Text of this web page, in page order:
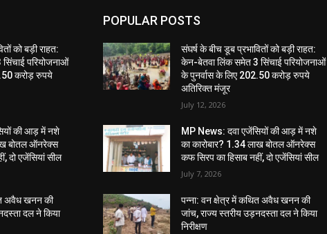
को बड़ी राहत:
परियोजनाओं
करोड़ रुपये
की आड़ में नशे
बोतल ऑनरेक्स
दो एजेंसियां सील
अवैध खनन की
दल ने किया
POPULAR POSTS
संघर्ष के बीच डूब प्रभावितों को बड़ी राहत:
केन-बेतवा लिंक समेत 3 सिंचाई परियोजनाओं
के पुनर्वास के लिए 202.50 करोड़ रुपये
अतिरिक्त मंजूर
July 12, 2026
MP News: दवा एजेंसियों की आड़ में नशे
का कारोबार? 1.34 लाख बोतल ऑनरेक्स
कफ सिरप का हिसाब नहीं, दो एजेंसियां सील
July 7, 2026
पन्ना: वन क्षेत्र में कथित अवैध खनन की
जांच, राज्य स्तरीय उड़नदस्ता दल ने किया
निरीक्षण